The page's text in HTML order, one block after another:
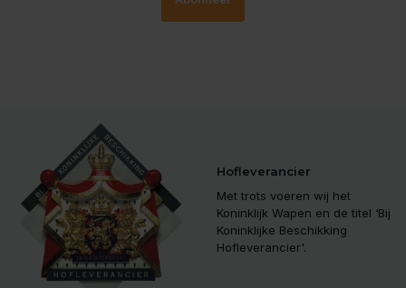
Hofleverancier
Met trots voeren wij het
Koninklijk Wapen en de titel ‘Bij
Koninklijke Beschikking
Hofleverancier'.